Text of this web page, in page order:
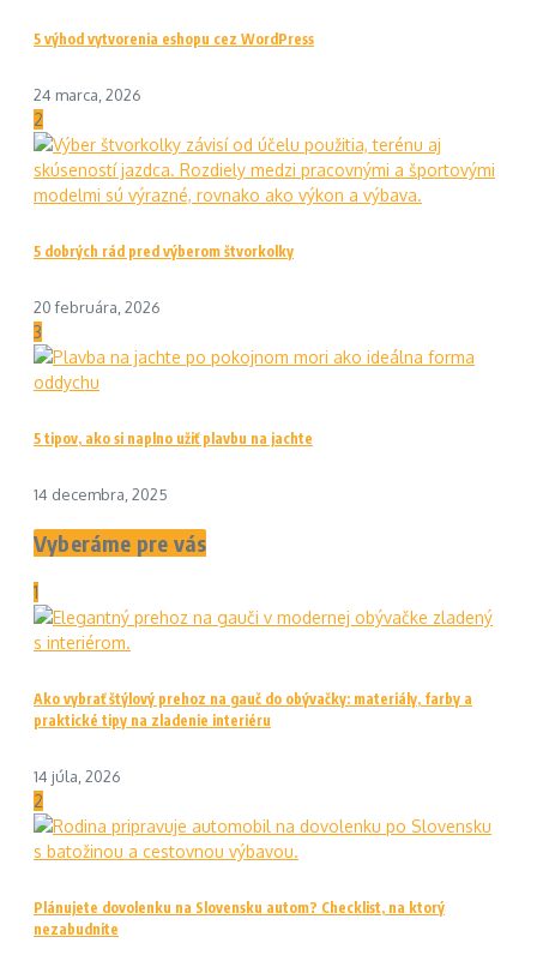
5 výhod vytvorenia eshopu cez WordPress
24 marca, 2026
2
5 dobrých rád pred výberom štvorkolky
20 februára, 2026
3
5 tipov, ako si naplno užiť plavbu na jachte
14 decembra, 2025
Vyberáme pre vás
1
Ako vybrať štýlový prehoz na gauč do obývačky: materiály, farby a
praktické tipy na zladenie interiéru
14 júla, 2026
2
Plánujete dovolenku na Slovensku autom? Checklist, na ktorý
nezabudnite